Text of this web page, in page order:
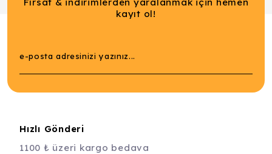
kayıt ol!
Hızlı Gönderi
1100 ₺ üzeri kargo bedava